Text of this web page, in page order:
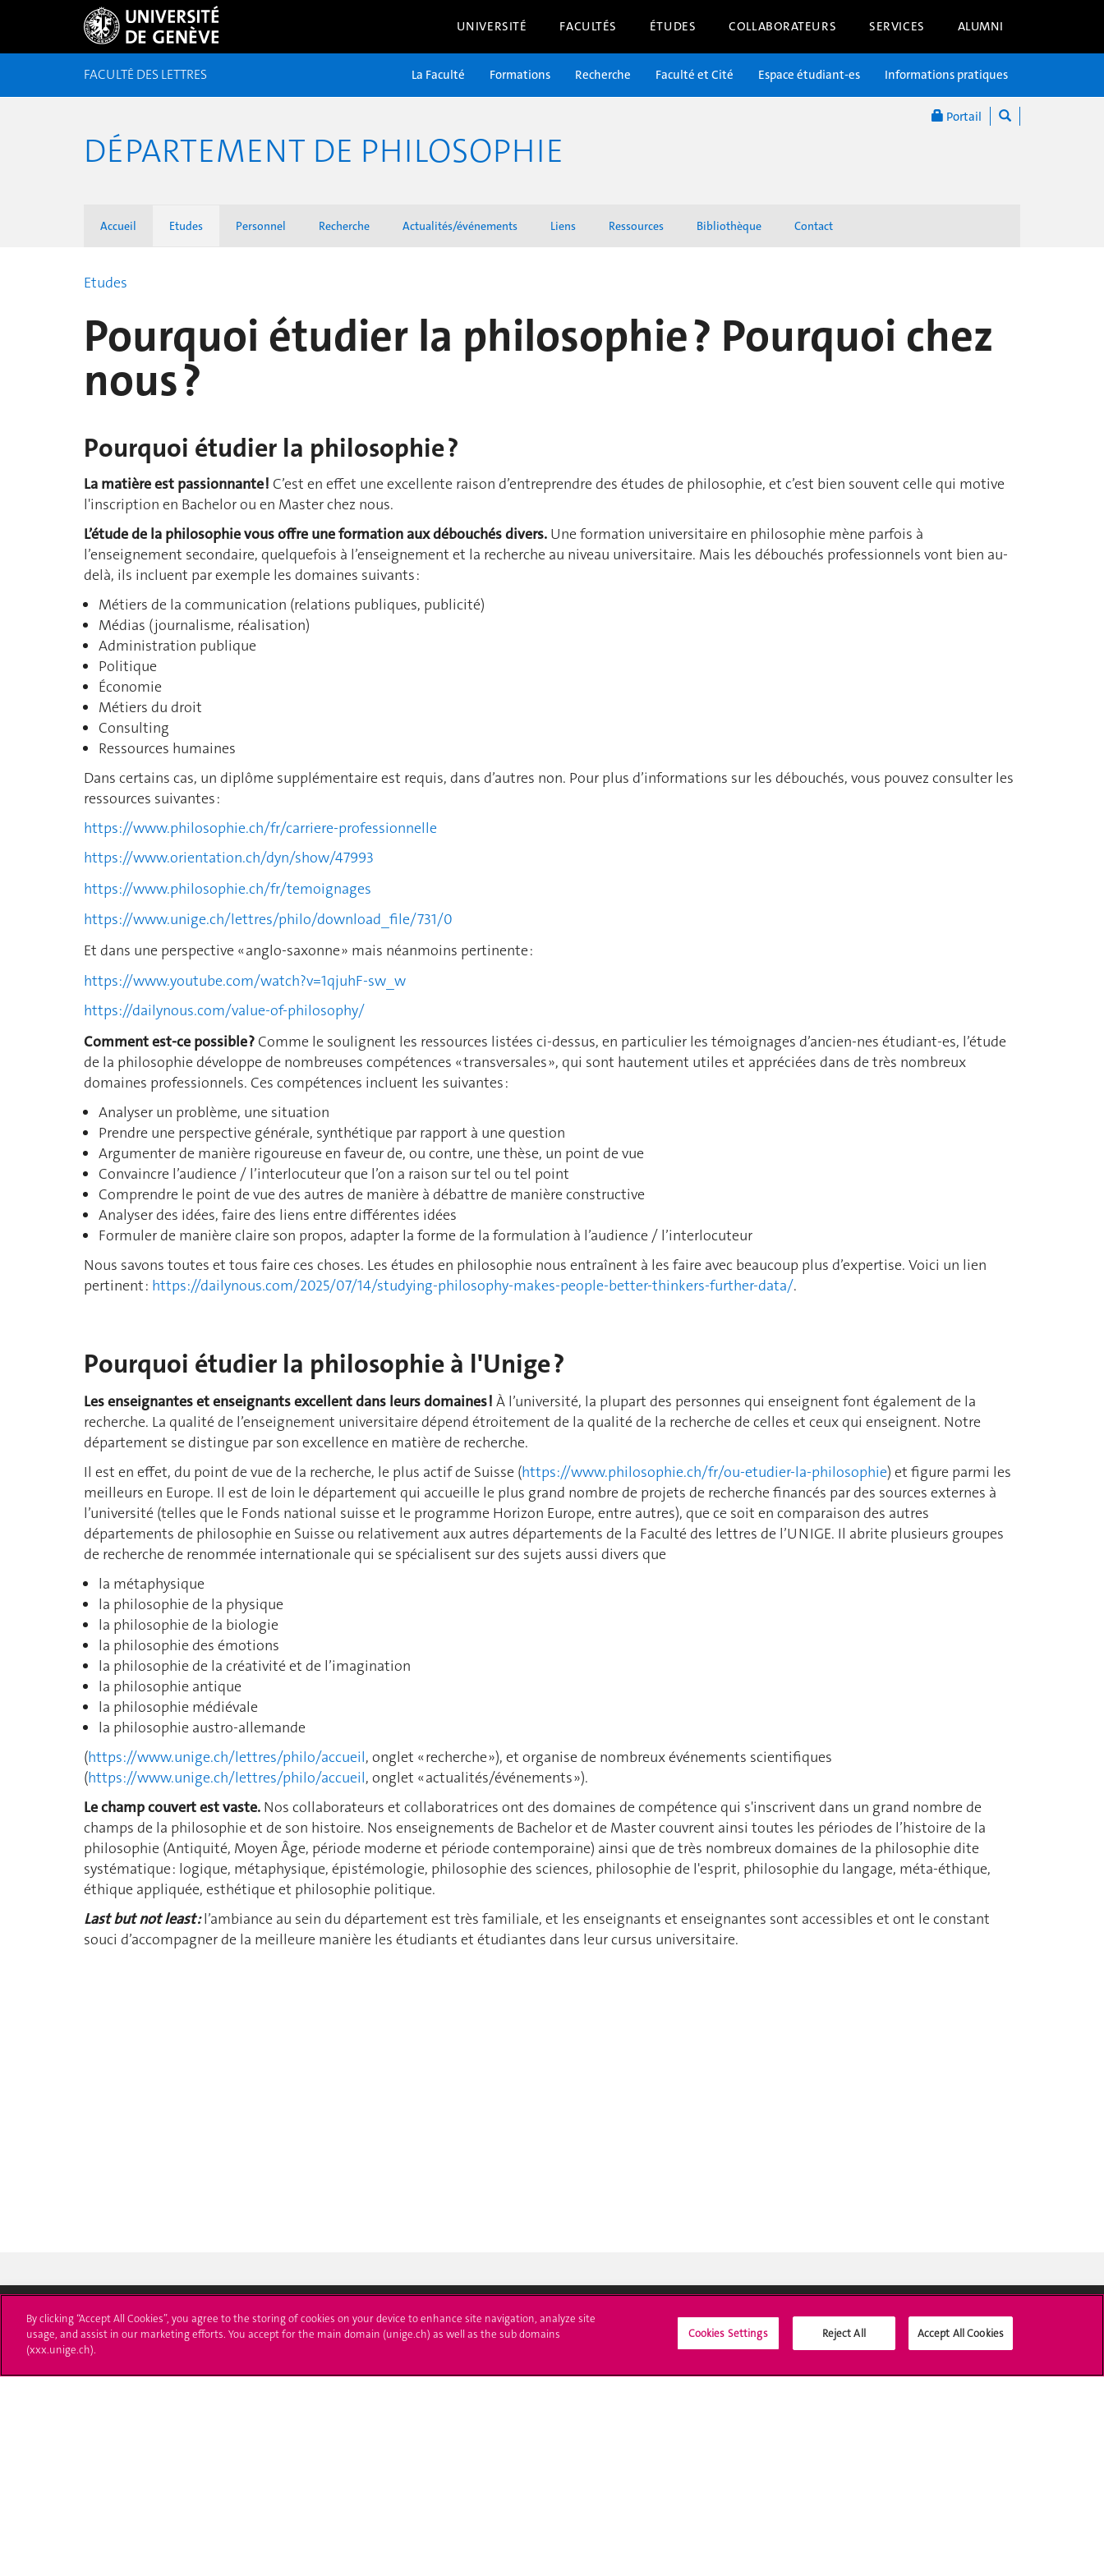
UNIVERSITÉ FACULTÉS ÉTUDES COLLABORATEURS SERVICES ALUMNI
Portail
FACULTÉ DES LETTRES La Faculté Formations Recherche Faculté et Cité Espace étudiant-es Informations pratiques
DÉPARTEMENT DE PHILOSOPHIE
Accueil Etudes Personnel Recherche Actualités/événements Liens Ressources Bibliothèque Contact
Etudes
Pourquoi étudier la philosophie ? Pourquoi chez
nous ?
Pourquoi étudier la philosophie ?
La matière est passionnante ! C’est en effet une excellente raison d’entreprendre des études de philosophie, et c’est bien souvent celle qui motive
l'inscription en Bachelor ou en Master chez nous.
L’étude de la philosophie vous offre une formation aux débouchés divers. Une formation universitaire en philosophie mène parfois à
l’enseignement secondaire, quelquefois à l’enseignement et la recherche au niveau universitaire. Mais les débouchés professionnels vont bien au-
delà, ils incluent par exemple les domaines suivants :
Métiers de la communication (relations publiques, publicité)
Médias (journalisme, réalisation)
Administration publique
Politique
Économie
Métiers du droit
Consulting
Ressources humaines
Dans certains cas, un diplôme supplémentaire est requis, dans d’autres non. Pour plus d’informations sur les débouchés, vous pouvez consulter les
ressources suivantes :
https://www.philosophie.ch/fr/carriere-professionnelle
https://www.orientation.ch/dyn/show/47993
https://www.philosophie.ch/fr/temoignages
https://www.unige.ch/lettres/philo/download_file/731/0
Et dans une perspective « anglo-saxonne » mais néanmoins pertinente :
https://www.youtube.com/watch?v=1qjuhF-sw_w
https://dailynous.com/value-of-philosophy/
Comment est-ce possible ? Comme le soulignent les ressources listées ci-dessus, en particulier les témoignages d’ancien-nes étudiant-es, l’étude
de la philosophie développe de nombreuses compétences « transversales », qui sont hautement utiles et appréciées dans de très nombreux
domaines professionnels. Ces compétences incluent les suivantes :
Analyser un problème, une situation
Prendre une perspective générale, synthétique par rapport à une question
Argumenter de manière rigoureuse en faveur de, ou contre, une thèse, un point de vue
Convaincre l’audience / l’interlocuteur que l’on a raison sur tel ou tel point
Comprendre le point de vue des autres de manière à débattre de manière constructive
Analyser des idées, faire des liens entre différentes idées
Formuler de manière claire son propos, adapter la forme de la formulation à l’audience / l’interlocuteur
Nous savons toutes et tous faire ces choses. Les études en philosophie nous entraînent à les faire avec beaucoup plus d’expertise. Voici un lien
pertinent : https://dailynous.com/2025/07/14/studying-philosophy-makes-people-better-thinkers-further-data/.
Pourquoi étudier la philosophie à l'Unige ?
Les enseignantes et enseignants excellent dans leurs domaines ! À l’université, la plupart des personnes qui enseignent font également de la
recherche. La qualité de l’enseignement universitaire dépend étroitement de la qualité de la recherche de celles et ceux qui enseignent. Notre
département se distingue par son excellence en matière de recherche.
Il est en effet, du point de vue de la recherche, le plus actif de Suisse (https://www.philosophie.ch/fr/ou-etudier-la-philosophie) et figure parmi les
meilleurs en Europe. Il est de loin le département qui accueille le plus grand nombre de projets de recherche financés par des sources externes à
l’université (telles que le Fonds national suisse et le programme Horizon Europe, entre autres), que ce soit en comparaison des autres
départements de philosophie en Suisse ou relativement aux autres départements de la Faculté des lettres de l’UNIGE. Il abrite plusieurs groupes
de recherche de renommée internationale qui se spécialisent sur des sujets aussi divers que
la métaphysique
la philosophie de la physique
la philosophie de la biologie
la philosophie des émotions
la philosophie de la créativité et de l’imagination
la philosophie antique
la philosophie médiévale
la philosophie austro-allemande
(https://www.unige.ch/lettres/philo/accueil, onglet « recherche »), et organise de nombreux événements scientifiques
(https://www.unige.ch/lettres/philo/accueil, onglet « actualités/événements »).
Le champ couvert est vaste. Nos collaborateurs et collaboratrices ont des domaines de compétence qui s'inscrivent dans un grand nombre de
champs de la philosophie et de son histoire. Nos enseignements de Bachelor et de Master couvrent ainsi toutes les périodes de l’histoire de la
philosophie (Antiquité, Moyen Âge, période moderne et période contemporaine) ainsi que de très nombreux domaines de la philosophie dite
systématique : logique, métaphysique, épistémologie, philosophie des sciences, philosophie de l'esprit, philosophie du langage, méta-éthique,
éthique appliquée, esthétique et philosophie politique.
Last but not least :l’ambiance au sein du département est très familiale, et les enseignants et enseignantes sont accessibles et ont le constant
souci d’accompagner de la meilleure manière les étudiants et étudiantes dans leur cursus universitaire.
Université de Genève
24 rue du Général-Dufour
S'inscrire à l'UNIGE
Immatriculations
L'UNIGE vous informe
UNIGE Mobile
Médias sociaux UNIGE
By clicking “Accept All Cookies”, you agree to the storing of cookies on your device to enhance site navigation, analyze site
usage, and assist in our marketing efforts. You accept for the main domain (unige.ch) as well as the sub domains
(xxx.unige.ch).
Cookies Settings Reject All Accept All Cookies